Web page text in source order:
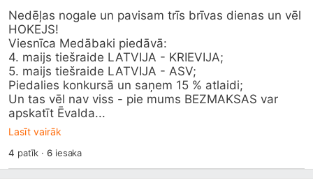
Nedēļas nogale un pavisam trīs brīvas dienas un vēl
HOKEJS!
Viesnīca Medābaki piedāvā:
4. maijs tiešraide LATVIJA - KRIEVIJA;
5. maijs tiešraide LATVIJA - ASV;
Piedalies konkursā un saņem 15 % atlaidi;
Un tas vēl nav viss - pie mums BEZMAKSAS var
apskatīt Ēvalda...
Lasīt vairāk
4 patīk ·6iesaka